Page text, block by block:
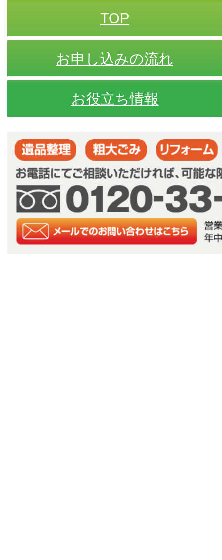
TOP
お申し込みの流れ
お役立ち情報